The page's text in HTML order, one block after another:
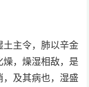
主令，肺以辛金
，燥湿相敌，是
及其病也，湿盛